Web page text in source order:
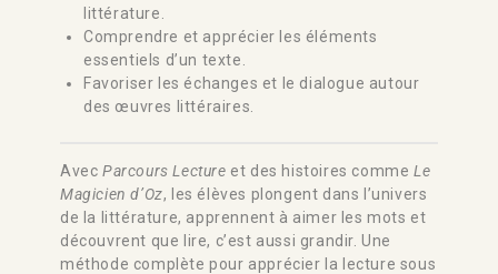
littérature.
Comprendre et apprécier les éléments
essentiels d’un texte.
Favoriser les échanges et le dialogue autour
des œuvres littéraires.
Avec Parcours Lecture et des histoires commeLe
Magicien d’Oz, les élèves plongent dans l’univers
de la littérature, apprennent à aimer les mots et
découvrent que lire, c’est aussi grandir. Une
méthode complète pour apprécier la lecture sous